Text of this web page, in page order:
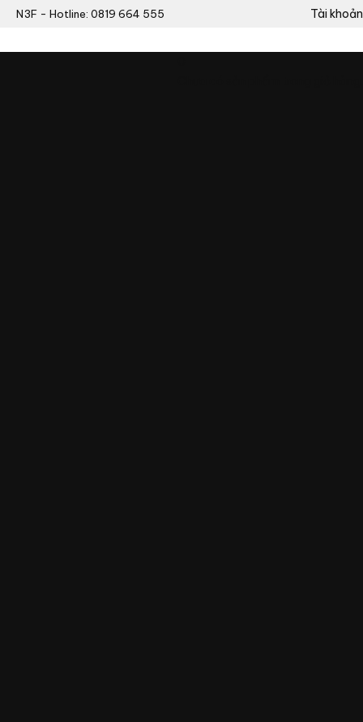
N3F - Hotline: 0819 664 555 Tài khoản